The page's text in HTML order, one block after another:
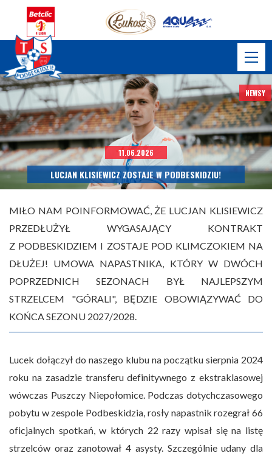
NEWSY
11.06.2026
LUCJAN KLISIEWICZ ZOSTAJE W PODBESKIDZIU!
MIŁO NAM POINFORMOWAĆ, ŻE LUCJAN KLISIEWICZ
PRZEDŁUŻYŁ WYGASAJĄCY KONTRAKT
Z PODBESKIDZIEM I ZOSTAJE POD KLIMCZOKIEM NA
DŁUŻEJ! UMOWA NAPASTNIKA, KTÓRY W DWÓCH
POPRZEDNICH SEZONACH BYŁ NAJLEPSZYM
STRZELCEM "GÓRALI", BĘDZIE OBOWIĄZYWAĆ DO
KOŃCA SEZONU 2027/2028.
Lucek dołączył do naszego klubu na początku sierpnia 2024
roku na zasadzie transferu definitywnego z ekstraklasowej
wówczas Puszczy Niepołomice. Podczas dotychczasowego
pobytu w zespole Podbeskidzia, rosły napastnik rozegrał 66
oficjalnych spotkań, w których 22 razy wpisał się na listę
strzelców oraz zanotował 4 asysty. Szczególnie udany dla